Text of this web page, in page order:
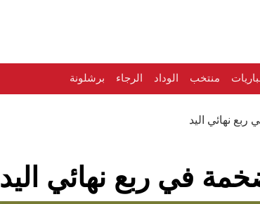
منتخب الوداد الرجاء برشلونة
نهائي اليد
في ربع نهائي اليد